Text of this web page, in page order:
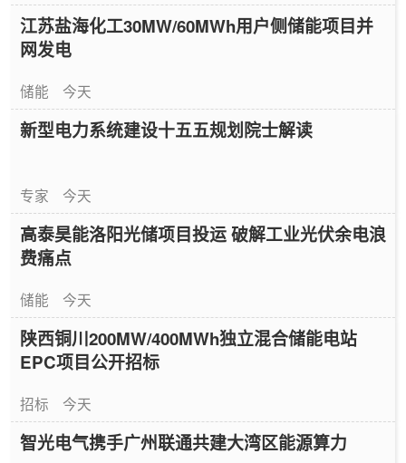
江苏盐海化工30MW/60MWh用户侧储能项目并
网发电
储能 今天
新型电力系统建设十五五规划院士解读
专家 今天
高泰昊能洛阳光储项目投运 破解工业光伏余电浪
费痛点
储能 今天
陕西铜川200MW/400MWh独立混合储能电站
EPC项目公开招标
招标 今天
智光电气携手广州联通共建大湾区能源算力